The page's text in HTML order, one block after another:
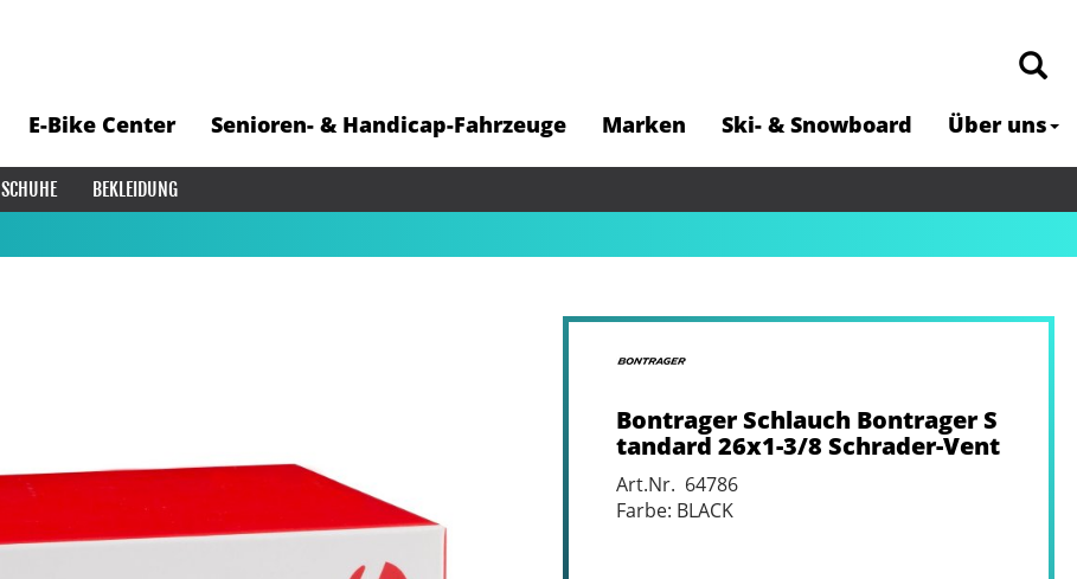
E-Bike Center Senioren- & Handicap-Fahrzeuge Marken Ski- & Snowboard Über uns
SCHUHE
BEKLEIDUNG
Bontrager Schlauch Bontrager S
tandard 26x1-3/8 Schrader-Vent
Art.Nr. 64786
Farbe: BLACK